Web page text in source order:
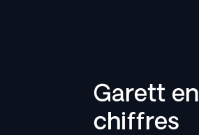
Garett en
chiffres